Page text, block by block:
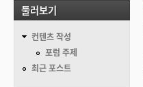
둘러보기
컨텐츠 작성
포럼 주제
최근 포스트